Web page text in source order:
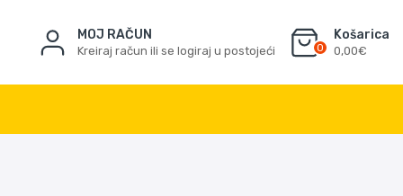
MOJ RAČUN
Kreiraj račun ili se logiraj u postojeći 0
Košarica
0,00€